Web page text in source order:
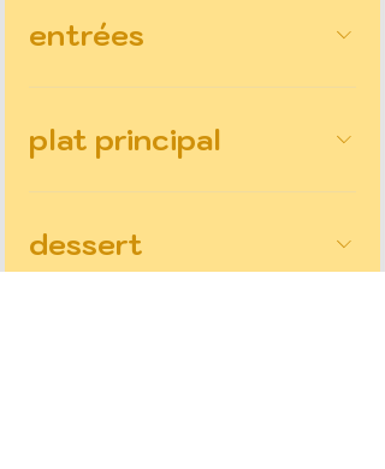
entrées
plat principal
dessert